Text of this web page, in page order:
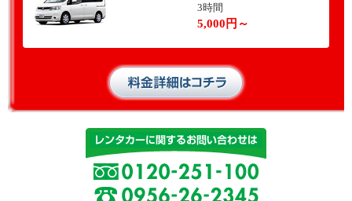
3時間
5,000円～